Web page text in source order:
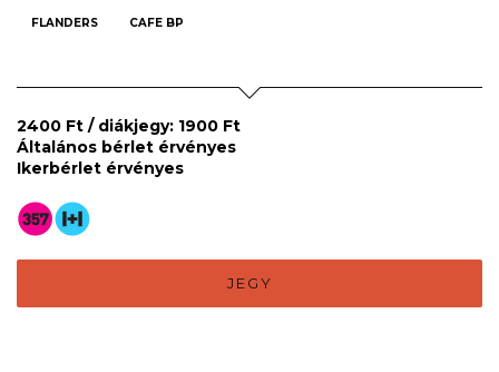
FLANDERS CAFE BP
2400 Ft / diákjegy: 1900 Ft
Általános bérlet érvényes
Ikerbérlet érvényes
JEGY